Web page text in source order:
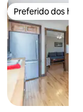
Preferido dos
Preferido dos